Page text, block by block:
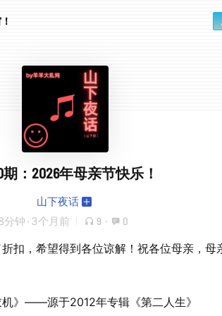
期：2026年母亲节快乐！
山下夜话
分钟 · 3个月前 9 · 0
扣，希望得到各位谅解！祝各位母亲，母
》——源于2012年专辑《第二人生》